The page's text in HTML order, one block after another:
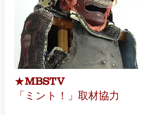
★MBSTV
「ミント！」取材協力